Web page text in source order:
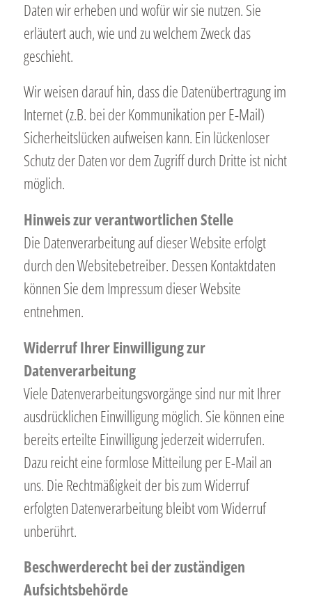
Daten wir erheben und wofür wir sie nutzen. Sie
erläutert auch, wie und zu welchem Zweck das
geschieht.
Wir weisen darauf hin, dass die Datenübertragung im
Internet (z.B. bei der Kommunikation per E-Mail)
Sicherheitslücken aufweisen kann. Ein lückenloser
Schutz der Daten vor dem Zugriff durch Dritte ist nicht
möglich.
Hinweis zur verantwortlichen Stelle
Die Datenverarbeitung auf dieser Website erfolgt
durch den Websitebetreiber. Dessen Kontaktdaten
können Sie dem Impressum dieser Website
entnehmen.
Widerruf Ihrer Einwilligung zur
Datenverarbeitung
Viele Datenverarbeitungsvorgänge sind nur mit Ihrer
ausdrücklichen Einwilligung möglich. Sie können eine
bereits erteilte Einwilligung jederzeit widerrufen.
Dazu reicht eine formlose Mitteilung per E-Mail an
uns. Die Rechtmäßigkeit der bis zum Widerruf
erfolgten Datenverarbeitung bleibt vom Widerruf
unberührt.
Beschwerderecht bei der zuständigen
Aufsichtsbehörde